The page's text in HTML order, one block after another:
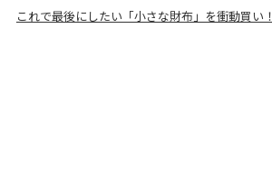
これで最後にしたい「小さな財布」を衝動買い！